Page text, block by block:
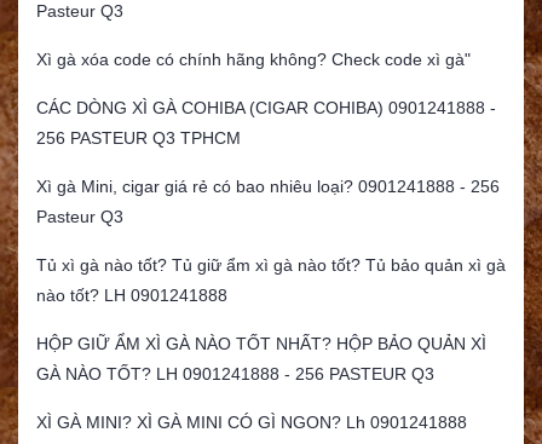
Pasteur Q3
Xì gà xóa code có chính hãng không? Check code xì gà"
CÁC DÒNG XÌ GÀ COHIBA (CIGAR COHIBA) 0901241888 -
256 PASTEUR Q3 TPHCM
Xì gà Mini, cigar giá rẻ có bao nhiêu loại? 0901241888 - 256
Pasteur Q3
Tủ xì gà nào tốt? Tủ giữ ẩm xì gà nào tốt? Tủ bảo quản xì gà
nào tốt? LH 0901241888
HỘP GIỮ ẨM XÌ GÀ NÀO TỐT NHẤT? HỘP BẢO QUẢN XÌ
GÀ NÀO TỐT? LH 0901241888 - 256 PASTEUR Q3
XÌ GÀ MINI? XÌ GÀ MINI CÓ GÌ NGON? Lh 0901241888